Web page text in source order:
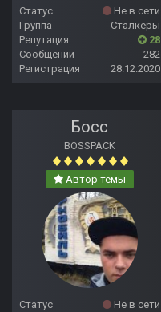
Статус
Не в сети
Группа
Сталкеры
Репутация
28
Сообщений
282
Регистрация
28.12.2020
Босс
BOSSPACK
Автор темы
Статус
Не в сети